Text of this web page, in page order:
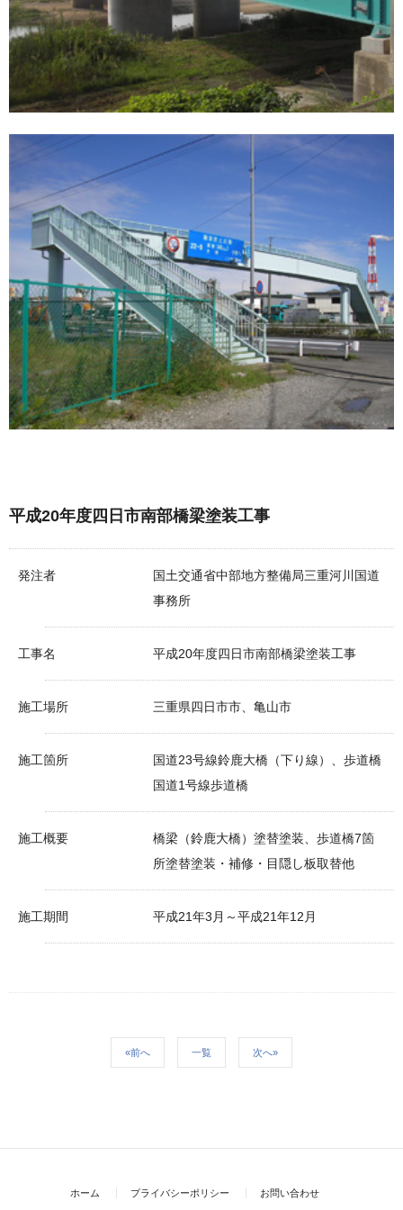
平成20年度四日市南部橋梁塗装工事
発注者
国土交通省中部地方整備局三重河川国道
事務所
工事名 平成20年度四日市南部橋梁塗装工事
施工場所 三重県四日市市、亀山市
施工箇所
国道23号線鈴鹿大橋（下り線）、歩道橋
国道1号線歩道橋
施工概要
橋梁（鈴鹿大橋）塗替塗装、歩道橋7箇
所塗替塗装・補修・目隠し板取替他
施工期間 平成21年3月～平成21年12月
«前へ 一覧 次へ»
ホーム プライバシーポリシー お問い合わせ